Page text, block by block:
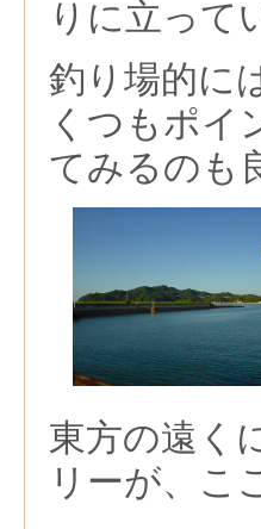
りに立って
釣り場的に
くつもポイ
てみるのも
東方の遠く
リーが、こ